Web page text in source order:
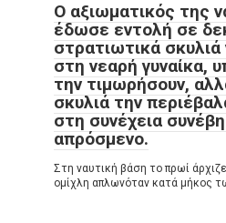
Ο αξιωματικός της
έδωσε εντολή σε
στρατιωτικά σκυλιά
στη νεαρή γυναίκα,
την τιμωρήσουν,
σκυλιά την
στη συνέχεια
απρόσμενο.
Στη ναυτική βάση το πρωί
ομίχλη απλωνόταν κατά μήκος